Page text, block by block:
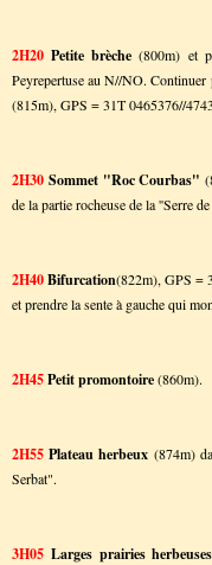
2H20 Petite brèche (800m) et
Peyrepertuse au N//NO. Continuer
(815m), GPS = 31T 0465376//
2H30 Sommet "Roc Courbas"
de la partie rocheuse de la ''Serre
2H40Bifurcation(822m), GPS =
et prendre la sente à gauche qui
2H45Petit promontoire(860m).
2H55 Plateau herbeux (874m)
Serbat".
3H05 Larges prairies herbeuses